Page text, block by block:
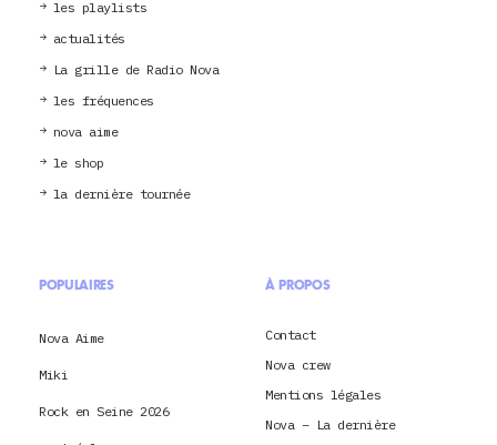
les playlists
actualités
La grille de Radio Nova
les fréquences
nova aime
le shop
la dernière tournée
POPULAIRES
Nova Aime
Miki
Rock en Seine 2026
À PROPOS
Contact
Nova crew
Mentions légales
Nova – La dernière